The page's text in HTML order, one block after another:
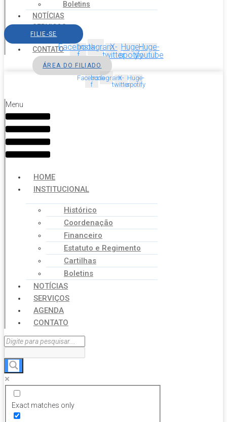
Boletins
NOTÍCIAS
SERVIÇOS
AGENDA
CONTATO
FILIE-SE
Facebook-
f
InstagramX-
twitter
Huge-
spotify
Huge-
youtube
ÁREA DO FILIADO
Facebook-
f
InstagramX-
twitter
Huge-
spotify
Menu
HOME
INSTITUCIONAL
Histórico
Coordenação
Financeiro
Estatuto e Regimento
Cartilhas
Boletins
NOTÍCIAS
SERVIÇOS
AGENDA
CONTATO
Exact matches only